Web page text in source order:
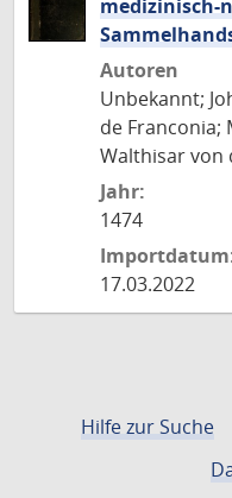
Autoren
Unbekannt;
de Franconia;
Walthisar von
Jahr:
1474
17.03.2022
Hilfe zur Suche